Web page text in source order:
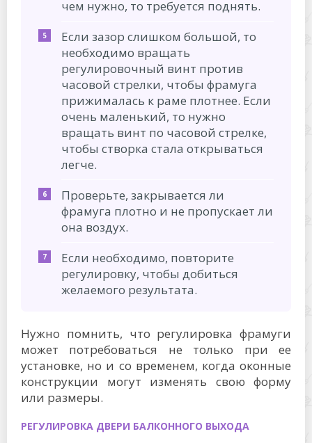
чем нужно, то требуется поднять.
Если зазор слишком большой, то
необходимо вращать
регулировочный винт против
часовой стрелки, чтобы фрамуга
прижималась к раме плотнее. Если
очень маленький, то нужно
вращать винт по часовой стрелке,
чтобы створка стала открываться
легче.
Проверьте, закрывается ли
фрамуга плотно и не пропускает ли
она воздух.
Если необходимо, повторите
регулировку, чтобы добиться
желаемого результата.
Нужно помнить, что регулировка фрамуги
может потребоваться не только при ее
установке, но и со временем, когда оконные
конструкции могут изменять свою форму
или размеры.
РЕГУЛИРОВКА ДВЕРИ БАЛКОННОГО ВЫХОДА